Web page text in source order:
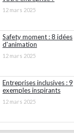
12 mars 2025
Safety moment : 8 idées
d'animation
12 mars 2025
Entreprises inclusives : 9
exemples inspirants
12 mars 2025